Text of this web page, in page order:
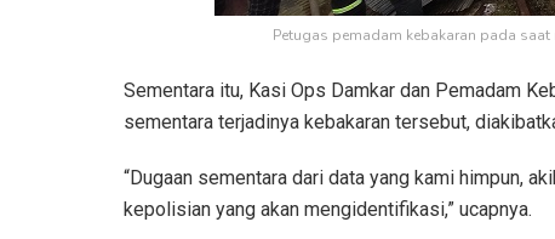
Petugas pemadam kebakaran pada
Sementara itu, Kasi Ops Damkar dan Pemadam
sementara terjadinya kebakaran tersebut,
“Dugaan sementara dari data yang kami himpun,
kepolisian yang akan mengidentifikasi,” ucapnya.